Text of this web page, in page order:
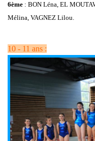
6ème : BON Léna, EL
Mélina, VAGNEZ Lilou.
10 - 11 ans :